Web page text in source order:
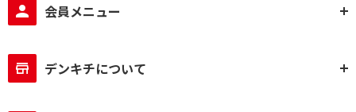
会員メニュー
デンキチについて